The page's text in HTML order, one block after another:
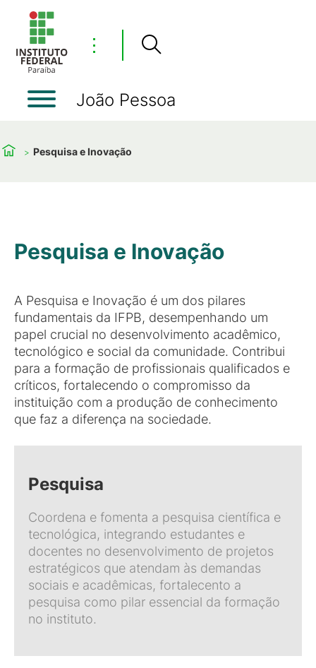
⋮
João Pessoa
Pesquisa e Inovação
Pesquisa e Inovação
A Pesquisa e Inovação é um dos pilares
fundamentais da IFPB, desempenhando um
papel crucial no desenvolvimento acadêmico,
tecnológico e social da comunidade. Contribui
para a formação de profissionais qualificados e
críticos, fortalecendo o compromisso da
instituição com a produção de conhecimento
que faz a diferença na sociedade.
Pesquisa
Coordena e fomenta a pesquisa científica e
tecnológica, integrando estudantes e
docentes no desenvolvimento de projetos
estratégicos que atendam às demandas
sociais e acadêmicas, fortalecento a
pesquisa como pilar essencial da formação
no instituto.